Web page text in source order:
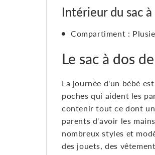
Intérieur du sac à
Compartiment :
Le sac à dos
La journée d'un bébé
poches qui aident les
contenir tout ce dont
parents d'avoir les
nombreux styles et
des jouets, des